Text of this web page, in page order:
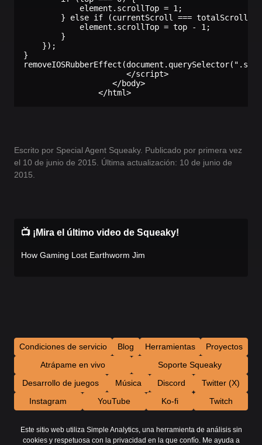
            element.scrollTop = 1;
        } else if (currentScroll === totalScroll) {
            element.scrollTop = top - 1;
        }
    });
}
                      </script>
                   </body>
                </html>
Escrito por Special Agent Squeaky. Publicado por primera vez
el 10 de junio de 2015. Última actualización: 10 de junio de
2015.
📺 ¡Mira el último video de Squeaky!
How Gaming Lost Earthworm Jim
Condiciones de servicio Blog Herramientas
Proyectos
Atrápame en vivo
Soporte Squeaky
Desarrollo de juegos
Música Discord
Twitter (X)
Instagram
YouTube Ko-fi Twitch
Este sitio web utiliza Simple Analytics, una herramienta de análisis sin
cookies y respetuosa con la privacidad en la que confío. Me ayuda a